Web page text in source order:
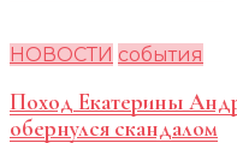
НОВОСТИ события
Поход Екатерины
обернулся скандалом